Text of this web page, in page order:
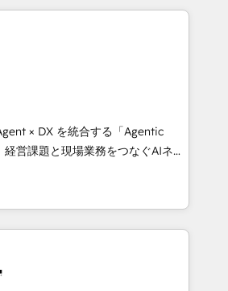
25 INSIDEA helps
workflows that drive adoption
zone. What we do ➤
weeks, with workflows built
not a template. ➤ Migration:
CRM. Zero downtime, full data
Sales, marketing, and
➤ AI and Integrations: Layer
adoption coaching. Buying
to it, or reviving a stale portal?
× DX を統合する「Agentic
シーとして、HubSpot Eliteの実装
計します。 💡 100inc は何
を共通基盤に、AIエージェン
フロント業務（マーケティング・営
ーです。事業部・グループ会社・部